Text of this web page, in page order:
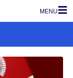
MENU